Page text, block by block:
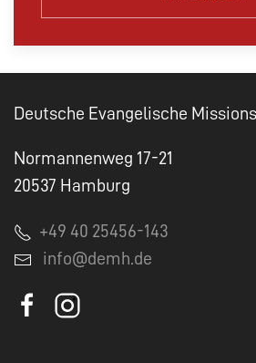
Deutsche Evangelische
Normannenweg 17-21
20537 Hamburg
+49 40 25456-143
info@demh.de